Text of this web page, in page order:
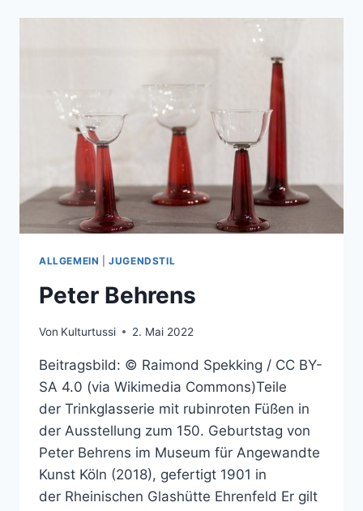
ALLGEMEIN |JUGENDSTIL
Peter Behrens
Von Kulturtussi 2. Mai 2022
Beitragsbild: © Raimond Spekking / CC BY-
SA 4.0 (via Wikimedia Commons)Teile
der Trinkglasserie mit rubinroten Füßen in
der Ausstellung zum 150. Geburtstag von
Peter Behrens im Museum für Angewandte
Kunst Köln (2018), gefertigt 1901 in
der Rheinischen Glashütte Ehrenfeld Er gilt